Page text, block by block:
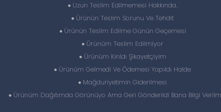
Uzun Teslim Edilmemesi Hakkında.
Ürünün Teslim Sorunu Ve Tehdit
Ürünün Teslim Edilme Günün Geçemesi
Ürünüm Teslim Edilmiyor
Ürünüm Kırıldı Şikayetçiyim
Ürünüm Gelmedi Ve Ödemesi Yapıldı Halde
Mağduriyetimin Giderilmesi
Ürünüm Dağıtımda Görünüyo Ama Geri Gönderildi Bana Bilgi